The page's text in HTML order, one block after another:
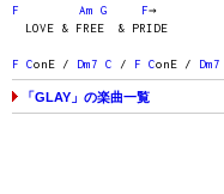
F
Am G F→
LOVE & FREE & PRIDE
F ConE / Dm7 C / F ConE / Dm7
「GLAY」の楽曲一覧